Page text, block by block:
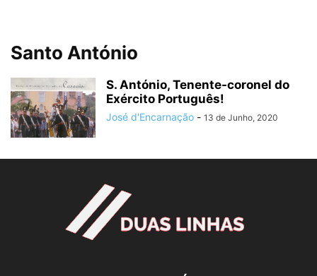
Santo António
S. António, Tenente-coronel do
Exército Português!
José d'Encarnação - 13 de Junho, 2020